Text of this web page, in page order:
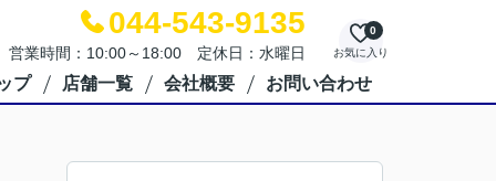
044-543-9135
営業時間：10:00～18:00 定休日：水曜日 お気に入り
0
プ 店舗一覧 会社概要 お問い合わせ